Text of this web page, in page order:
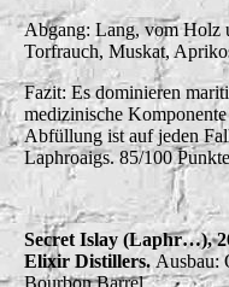
Abgang: Lang, vom Holz
Torfrauch, Muskat,
Fazit: Es dominieren
medizinische
Abfüllung ist auf jeden
Laphroaigs. 85/100
Secret Islay (Laphr…),
Elixir Distillers. Ausbau:
Bourbon Barrel